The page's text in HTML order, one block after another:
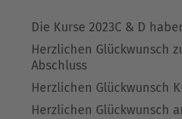
Die Kurse 2023C & D
Herzlichen Glückwunsch
Abschluss
Herzlichen Glückwunsch
Herzlichen Glückwunsch